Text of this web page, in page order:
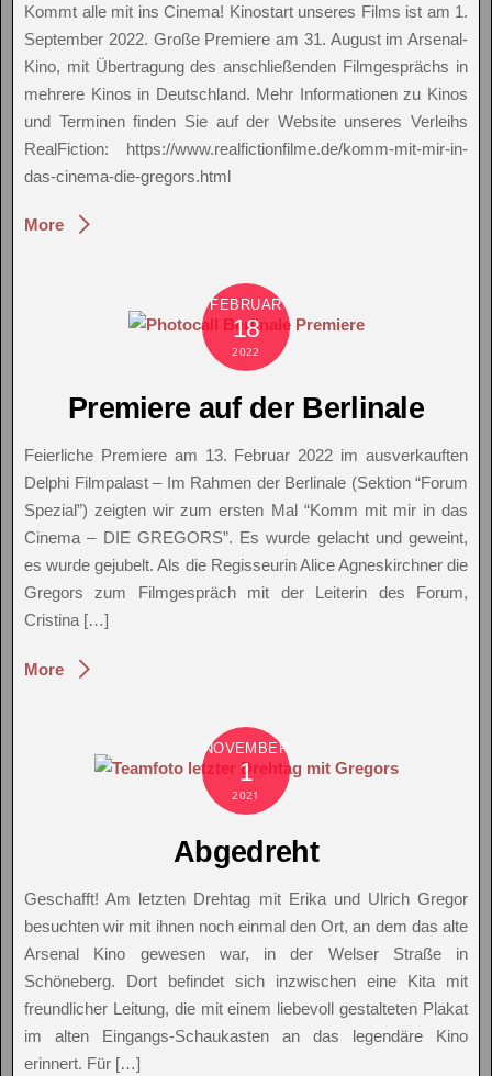
Kommt alle mit ins Cinema! Kinostart unseres Films ist am 1.
September 2022. Große Premiere am 31. August im Arsenal-
Kino, mit Übertragung des anschließenden Filmgesprächs in
mehrere Kinos in Deutschland. Mehr Informationen zu Kinos
und Terminen finden Sie auf der Website unseres Verleihs
RealFiction: https://www.realfictionfilme.de/komm-mit-mir-in-
das-cinema-die-gregors.html
More
FEBRUAR
18
2022
Premiere auf der Berlinale
Feierliche Premiere am 13. Februar 2022 im ausverkauften
Delphi Filmpalast – Im Rahmen der Berlinale (Sektion “Forum
Spezial”) zeigten wir zum ersten Mal “Komm mit mir in das
Cinema – DIE GREGORS”. Es wurde gelacht und geweint,
es wurde gejubelt. Als die Regisseurin Alice Agneskirchner die
Gregors zum Filmgespräch mit der Leiterin des Forum,
Cristina […]
More
NOVEMBER
1
2021
Abgedreht
Geschafft! Am letzten Drehtag mit Erika und Ulrich Gregor
besuchten wir mit ihnen noch einmal den Ort, an dem das alte
Arsenal Kino gewesen war, in der Welser Straße in
Schöneberg. Dort befindet sich inzwischen eine Kita mit
freundlicher Leitung, die mit einem liebevoll gestalteten Plakat
im alten Eingangs-Schaukasten an das legendäre Kino
erinnert. Für […]